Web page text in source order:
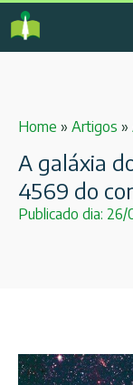
Home » Artigos »
A galáxia
4569 do
Publicado dia: 26/